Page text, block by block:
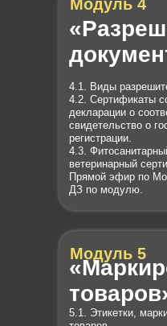
Модуль 5
4.1. Виды
4.2. Сертификаты
декларации о
свидетельство о
регистрации.
4.3.
ветеринарный
Прямой эфир по
ДЗ по модулю.
Модуль 4
5.1. Этикетки,